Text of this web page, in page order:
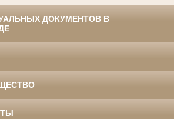
ДОКУМЕНТОВ В